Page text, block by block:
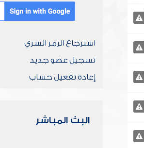
استرجاع الرمز السري
تسجيل عضو جديد
إعادة تفعيل حساب
البث المباشر